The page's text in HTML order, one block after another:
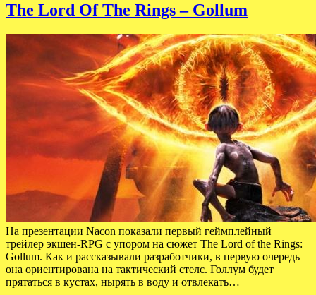
The Lord Of The Rings – Gollum
На презентации Nacon показали первый геймплейный
трейлер экшен-RPG с упором на сюжет The Lord of the Rings:
Gollum. Как и рассказывали разработчики, в первую очередь
она ориентирована на тактический стелс. Голлум будет
прятаться в кустах, нырять в воду и отвлекать…